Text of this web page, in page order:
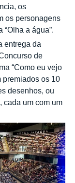
os
os personagens
a água”.
entrega da
de
“Como eu vejo
premiados os 10
desenhos, ou
cada um com um